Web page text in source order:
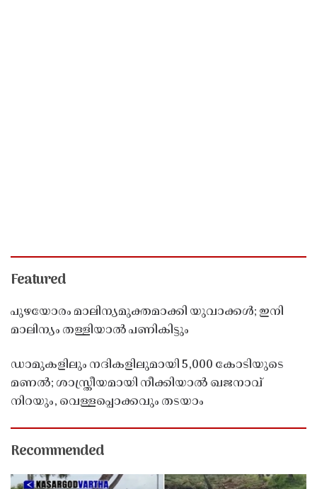
Featured
പുഴയോരം മാലിന്യമുക്തമാക്കി യുവാക്കൾ; ഇനി
മാലിന്യം തള്ളിയാൽ പണികിട്ടും
ഡാമുകളിലും നദികളിലുമായി 5,000 കോടിയുടെ
മണൽ; ശാസ്ത്രീയമായി നീക്കിയാൽ ഖജനാവ്
നിറയും, വെള്ളപ്പൊക്കവും തടയാം
Recommended